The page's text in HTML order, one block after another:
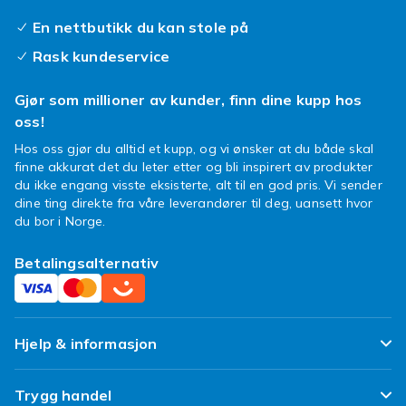
tåle vann og slitasje, slik at du velger en
antrekket på, enten det gjelder hverdag eller
fest. Et diskret sett løfter et enkelt antrekk på
jobb eller skole, mens et mer påkostet sett er
perfekt til bryllup, konfirmasjon, fest og andre
høytider. Smykkesett er også en populær og
allerede matcher hverandre. Det gjør det
enkelt for mottakeren å bruke smykkene
sammen med en gang.
Slik velger du smykkesett
Begynn med å tenke på når og hvor ofte
En nettbutikk du kan stole på
Rask kundeservice
Gjør som millioner av kunder, finn dine kupp hos
oss!
Hos oss gjør du alltid et kupp, og vi ønsker at du både skal
finne akkurat det du leter etter og bli inspirert av produkter
du ikke engang visste eksisterte, alt til en god pris. Vi sender
dine ting direkte fra våre leverandører til deg, uansett hvor
du bor i Norge.
Betalingsalternativ
Hjelp & informasjon
Ofte stilte spørsmål
Trygg handel